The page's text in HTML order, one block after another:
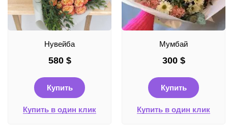
Нувейба
580 $
Купить
Купить в один клик
Мумбай
300 $
Купить
Купить в один клик